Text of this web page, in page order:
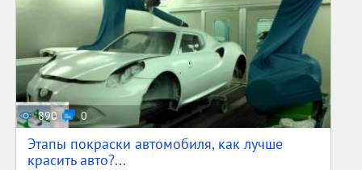
890 0
Этапы покраски автомобиля, как лучше
красить авто?...